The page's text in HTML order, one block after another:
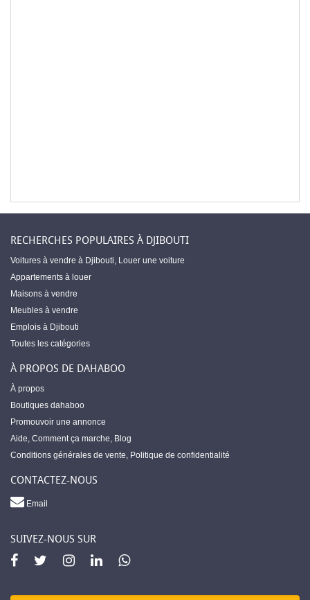
RECHERCHES POPULAIRES À DJIBOUTI
Voitures à vendre à Djibouti, Louer une voiture
Appartements à louer
Maisons à vendre
Meubles à vendre
Emplois à Djibouti
Toutes les catégories
À PROPOS DE DAHABOO
À propos
Boutiques dahaboo
Promouvoir une annonce
Aide, Comment ça marche, Blog
Conditions générales de vente, Politique de confidentialité
CONTACTEZ-NOUS
Email
SUIVEZ-NOUS SUR